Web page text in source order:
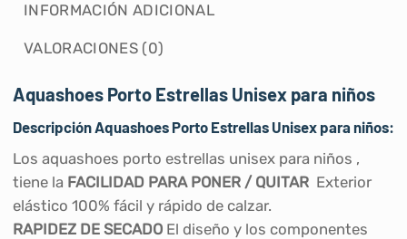
INFORMACIÓN ADICIONAL
VALORACIONES (0)
Aquashoes Porto Estrellas Unisex para niños
Descripción Aquashoes Porto Estrellas Unisex para niños:
Los aquashoes porto estrellas unisex para niños ,
tiene la FACILIDAD PARA PONER / QUITARExterior
elástico 100% fácil y rápido de calzar.
RAPIDEZ DE SECADOEl diseño y los componentes